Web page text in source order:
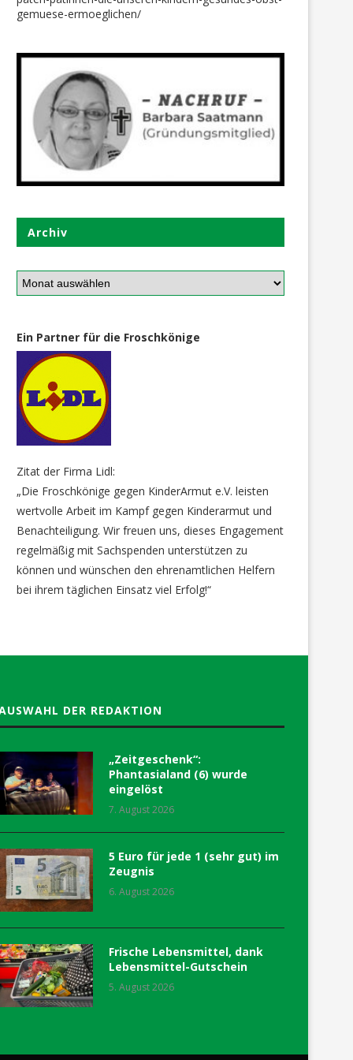
16. April 2021
gemuese-ermoeglichen/
Archiv
Ein Partner für die Froschkönige
Zitat der Firma Lidl:
„Die Froschkönige gegen KinderArmut e.V. leisten
wertvolle Arbeit im Kampf gegen Kinderarmut und
Benachteiligung. Wir freuen uns, dieses Engagement
regelmäßig mit Sachspenden unterstützen zu
können und wünschen den ehrenamtlichen Helfern
bei ihrem täglichen Einsatz viel Erfolg!“
DER REDAKTION
„Zeitgeschenk“:
Phantasialand (6) wurde
eingelöst
7. August 2026
5 Euro für jede 1 (sehr gut) im
Zeugnis
6. August 2026
Frische Lebensmittel, dank
Lebensmittel-Gutschein
5. August 2026